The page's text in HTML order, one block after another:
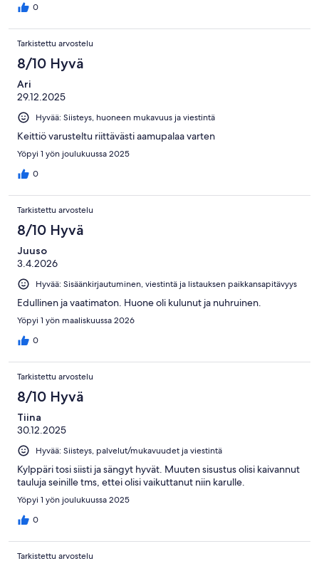
0
Tarkistettu arvostelu
8/10 Hyvä
Ari
29.12.2025
Hyvää: Siisteys, huoneen mukavuus ja viestintä
Keittiö varusteltu riittävästi aamupalaa varten
Yöpyi 1 yön joulukuussa 2025
0
Tarkistettu arvostelu
8/10 Hyvä
Juuso
3.4.2026
Hyvää: Sisäänkirjautuminen, viestintä ja listauksen paikkansapitävyys
Edullinen ja vaatimaton. Huone oli kulunut ja nuhruinen.
Yöpyi 1 yön maaliskuussa 2026
0
Tarkistettu arvostelu
8/10 Hyvä
Tiina
30.12.2025
Hyvää: Siisteys, palvelut/mukavuudet ja viestintä
Kylppäri tosi siisti ja sängyt hyvät. Muuten sisustus olisi kaivannut
tauluja seinille tms, ettei olisi vaikuttanut niin karulle.
Yöpyi 1 yön joulukuussa 2025
0
Tarkistettu arvostelu